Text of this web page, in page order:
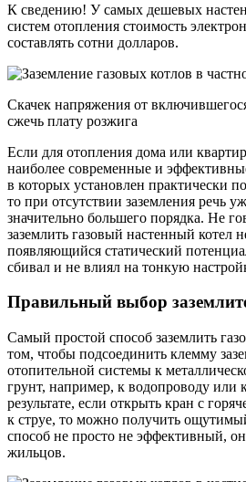
К сведению! У самых дешевых
систем отопления стоимость
составлять сотни долларов.
Скачек напряжения от
сжечь плату розжига
Если для отопления дома или
наиболее современные и
в которых установлен практически
то при отсутствии заземления речь
значительно большего порядка. Не
заземлить газовый настенный котел
появляющийся статический
сбивал и не влиял на тонкую
Правильный выбор
Самый простой способ заземлить
том, чтобы подсоединить клемму
отопительной системы к
грунт, например, к водопроводу или
результате, если открыть кран с
к струе, то можно получить
способ не просто не эффективный,
жильцов.